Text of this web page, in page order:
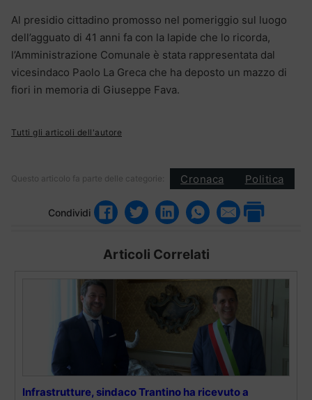
Al presidio cittadino promosso nel pomeriggio sul luogo
dell’agguato di 41 anni fa con la lapide che lo ricorda,
l’Amministrazione Comunale è stata rappresentata dal
vicesindaco Paolo La Greca che ha deposto un mazzo di
fiori in memoria di Giuseppe Fava.
Tutti gli articoli dell'autore
Questo articolo fa parte delle categorie: Cronaca Politica
Condividi
Articoli Correlati
Infrastrutture, sindaco Trantino ha ricevuto a